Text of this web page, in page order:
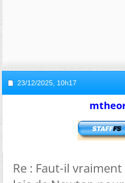
23/12/2025, 10h17
Re : Faut-il